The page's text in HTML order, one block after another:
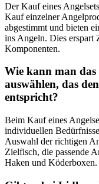
Der Kauf eines
Kauf einzelner
abgestimmt und bieten
ins Angeln. Dies erspart
Komponenten.
Wie kann man
auswählen, das
entspricht?
Beim Kauf eines
individuellen
Auswahl der richtigen
Zielfisch, die passende
Haken und Köderboxen.